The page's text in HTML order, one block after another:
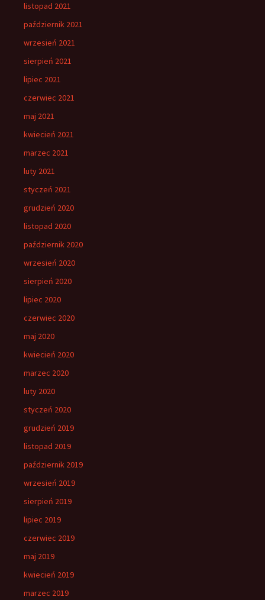
listopad 2021
październik 2021
wrzesień 2021
sierpień 2021
lipiec 2021
czerwiec 2021
maj 2021
kwiecień 2021
marzec 2021
luty 2021
styczeń 2021
grudzień 2020
listopad 2020
październik 2020
wrzesień 2020
sierpień 2020
lipiec 2020
czerwiec 2020
maj 2020
kwiecień 2020
marzec 2020
luty 2020
styczeń 2020
grudzień 2019
listopad 2019
październik 2019
wrzesień 2019
sierpień 2019
lipiec 2019
czerwiec 2019
maj 2019
kwiecień 2019
marzec 2019